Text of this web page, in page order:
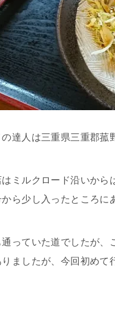
達人は三重県三重郡菰
ミルクロード沿いか
ら少し入ったところに
っていた道でしたが、
りましたが、今回初め